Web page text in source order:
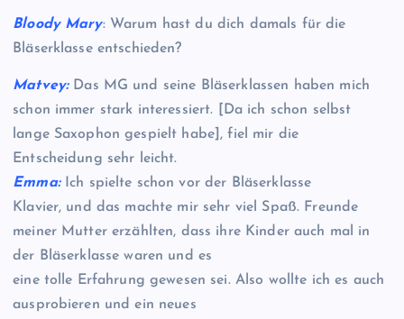
Bloody Mary: Warum hast du dich damals für die
Bläserklasse entschieden?
Matvey:Das MG und seine Bläserklassen haben mich
schon immer stark interessiert. [Da ich schon selbst
lange Saxophon gespielt habe], fiel mir die
Entscheidung sehr leicht.
Emma:Ich spielte schon vor der Bläserklasse
Klavier, und das machte mir sehr viel Spaß. Freunde
meiner Mutter erzählten, dass ihre Kinder auch mal in
der Bläserklasse waren und es
eine tolle Erfahrung gewesen sei. Also wollte ich es auch
ausprobieren und ein neues